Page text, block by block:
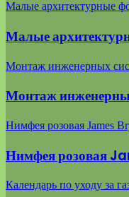
Малые архитектурные
Малые
Монтаж инженерных
Монтаж
Нимфея розовая James
Нимфея розовая
Календарь по уходу за